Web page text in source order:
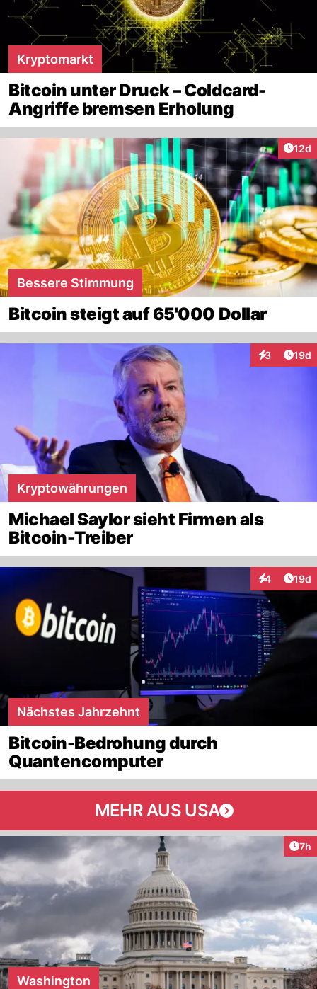
Kryptomarkt
Bitcoin unter Druck – Coldcard-
Angriffe bremsen Erholung
12d
Bessere Stimmung
Bitcoin steigt auf 65'000 Dollar
3
Interaktionen
19d
Kryptowährungen
Michael Saylor sieht Firmen als
Bitcoin-Treiber
4
Interaktionen
19d
Nächstes Jahrzehnt
Bitcoin-Bedrohung durch
Quantencomputer
MEHR AUS USA
7h
Washington